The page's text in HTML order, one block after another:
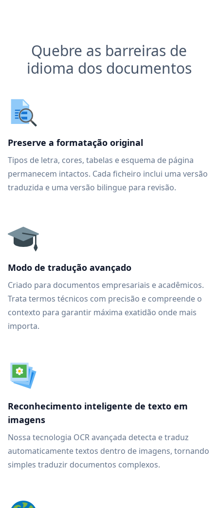
Quebre as barreiras de
idioma dos documentos
Preserve a formatação original
Tipos de letra, cores, tabelas e esquema de página
permanecem intactos. Cada ficheiro inclui uma versão
traduzida e uma versão bilingue para revisão.
Modo de tradução avançado
Criado para documentos empresariais e acadêmicos.
Trata termos técnicos com precisão e compreende o
contexto para garantir máxima exatidão onde mais
importa.
Reconhecimento inteligente de texto em
imagens
Nossa tecnologia OCR avançada detecta e traduz
automaticamente textos dentro de imagens, tornando
simples traduzir documentos complexos.